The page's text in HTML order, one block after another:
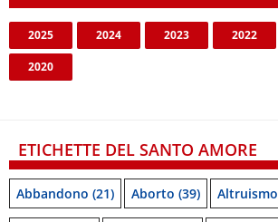
2025 2024 2023 2022
2020
ETICHETTE DEL SANTO AMORE
Abbandono (21) Aborto (39) Altruismo